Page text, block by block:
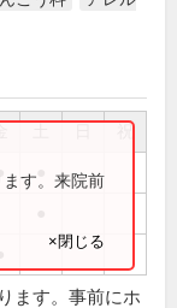
祝
す。来院前
×閉じる
ます。事前にホ